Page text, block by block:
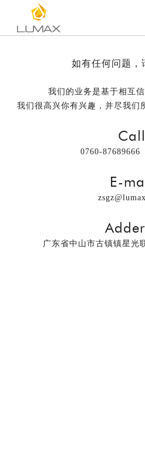
如有任何问题，
我们的业务是基于相互
我们很高兴你有兴趣，并尽我们
Call
0760-87689666
E-
广东省中山市古镇镇星光